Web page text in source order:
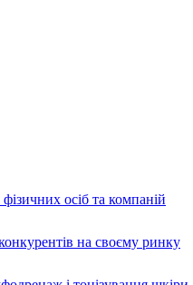
осіб та компаній
на своєму ринку